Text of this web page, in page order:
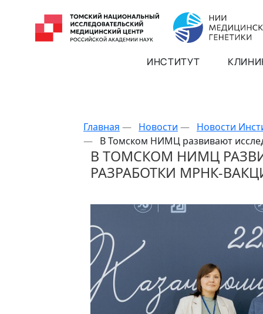
ИНСТИТУТ
Главная — Новости — Новости
— В Томском НИМЦ развивают
В ТОМСКОМ НИМЦ
РАЗРАБОТКИ МРНК-